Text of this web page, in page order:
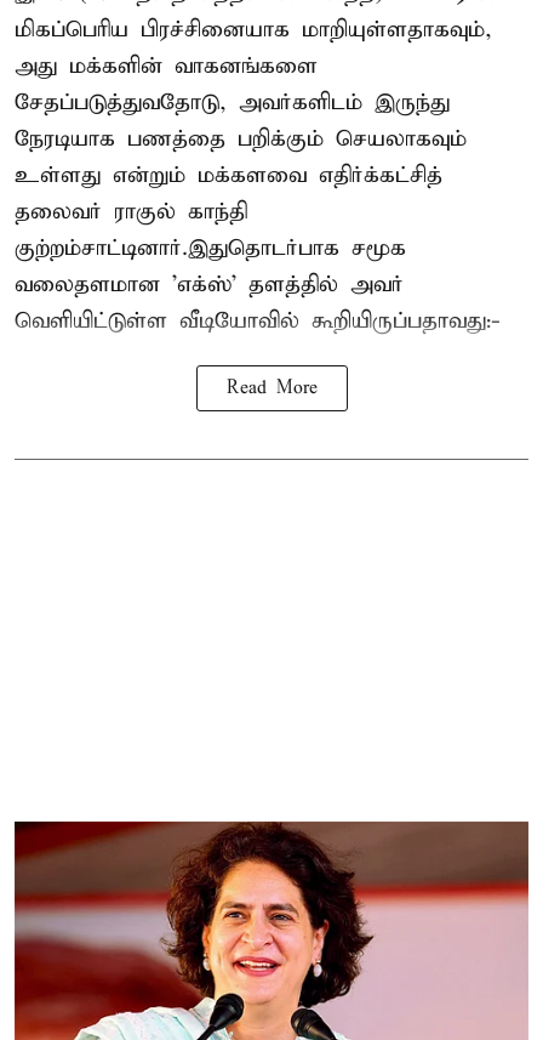
மிகப்பெரிய பிரச்சினையாக மாறியுள்ளதாகவும்,
அது மக்களின் வாகனங்களை
சேதப்படுத்துவதோடு, அவர்களிடம் இருந்து
நேரடியாக பணத்தை பறிக்கும் செயலாகவும்
உள்ளது என்றும் மக்களவை எதிர்க்கட்சித்
தலைவர் ராகுல் காந்தி
குற்றம்சாட்டினார்.இதுதொடர்பாக சமூக
வலைதளமான 'எக்ஸ்' தளத்தில் அவர்
வெளியிட்டுள்ள வீடியோவில் கூறியிருப்பதாவது:-
Read More